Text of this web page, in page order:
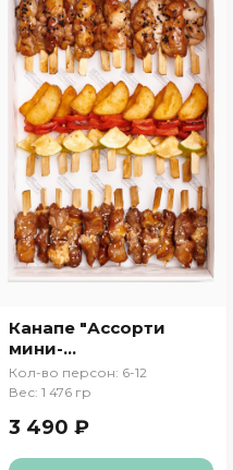
Канапе "Ассорти
мини-
шашлычков"
Кол-во персон: 6-12
Вес: 1 476 гр
3 490 ₽